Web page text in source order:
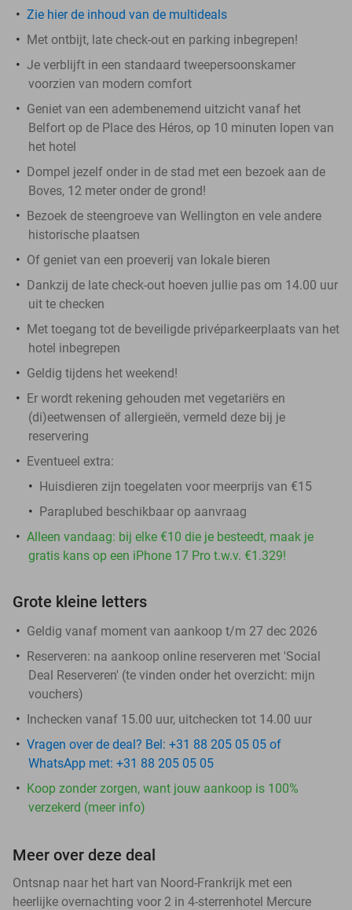
Zie hier de inhoud van de multideals
Met ontbijt, late check-out en parking inbegrepen!
Je verblijft in een standaard tweepersoonskamer
voorzien van modern comfort
Geniet van een adembenemend uitzicht vanaf het
Belfort op de Place des Héros, op 10 minuten lopen van
het hotel
Dompel jezelf onder in de stad met een bezoek aan de
Boves, 12 meter onder de grond!
Bezoek de steengroeve van Wellington en vele andere
historische plaatsen
Of geniet van een proeverij van lokale bieren
Dankzij de late check-out hoeven jullie pas om 14.00 uur
uit te checken
Met toegang tot de beveiligde privéparkeerplaats van het
hotel inbegrepen
Geldig tijdens het weekend!
Er wordt rekening gehouden met vegetariërs en
(di)eetwensen of allergieën, vermeld deze bij je
reservering
Eventueel extra:
Huisdieren zijn toegelaten voor meerprijs van €15
Paraplubed beschikbaar op aanvraag
Alleen vandaag: bij elke €10 die je besteedt, maak je
gratis kans op een iPhone 17 Pro t.w.v. €1.329!
Grote kleine letters
Geldig vanaf moment van aankoop t/m 27 dec 2026
Reserveren: na aankoop online reserveren met 'Social
Deal Reserveren' (te vinden onder het overzicht: mijn
vouchers)
Inchecken vanaf 15.00 uur, uitchecken tot 14.00 uur
Vragen over de deal? Bel: +31 88 205 05 05 of
WhatsApp met: +31 88 205 05 05
Koop zonder zorgen, want jouw aankoop is 100%
verzekerd (meer info)
Meer over deze deal
Ontsnap naar het hart van Noord-Frankrijk met een
heerlijke overnachting voor 2 in 4-sterrenhotel Mercure